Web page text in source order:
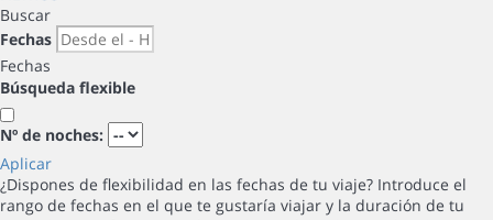
Buscar
Fechas
Fechas
Búsqueda flexible
Nº de noches:
Aplicar
¿Dispones de flexibilidad en las fechas de tu viaje? Introduce el
rango de fechas en el que te gustaría viajar y la duración de tu